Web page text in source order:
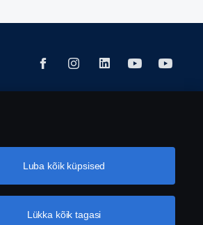
Lükka kõik tagasi
Luba kõik küpsised